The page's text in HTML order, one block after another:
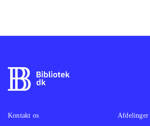
Kontakt os
Afdelinger